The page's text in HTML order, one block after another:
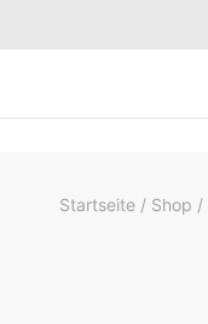
Startseite Shop